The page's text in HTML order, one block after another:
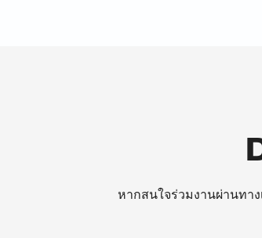
หากสนใจร่วมงานผ่านทา